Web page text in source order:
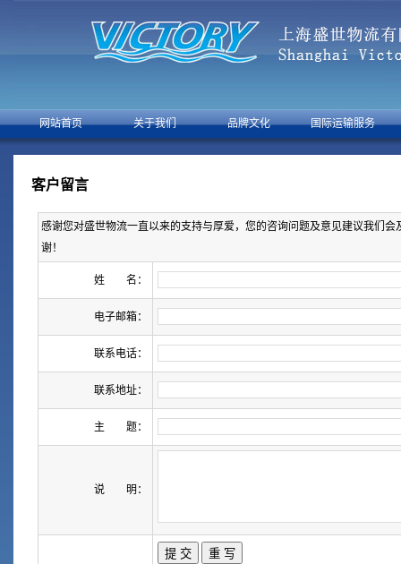
网站首页 关于我们 品牌文化 国际运输服务
客户留言
感谢您对盛世物流一直以来的支持与厚爱，您的咨询问题及意见建议我们
谢！
姓 名：
电子邮箱：
联系电话：
联系地址：
主 题：
说 明：